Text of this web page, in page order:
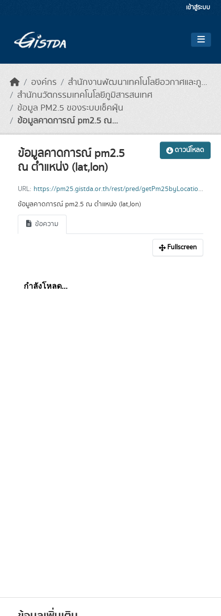
เข้าสู่ระบบ
องค์กร
สำนักงานพัฒนาเทคโนโลยีอวกาศและภู...
สำนักนวัตกรรมเทคโนโลยีภูมิสารสนเทศ
ข้อมูล PM2.5 ของระบบเช็คฝุ่น
ข้อมูลคาดการณ์ pm2.5 ณ...
ดาวน์โหลด
ข้อมูลคาดการณ์ pm2.5
ณ ตำแหน่ง (lat,lon)
URL: https://pm25.gistda.or.th/rest/pred/getPm25byLocation?lat=14&lng=100
ข้อมูลคาดการณ์ pm2.5 ณ ตำแหน่ง (lat,lon)
ข้อความ
Fullscreen